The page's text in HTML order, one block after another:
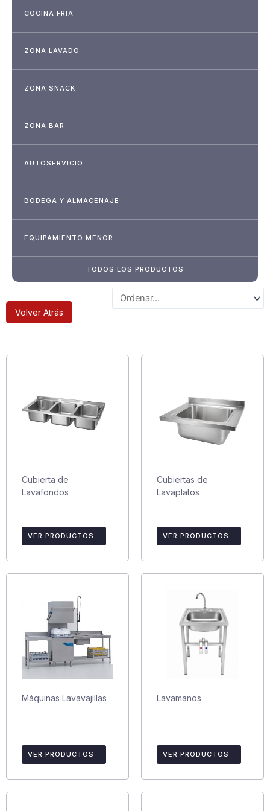
COCINA FRIA
ZONA LAVADO
ZONA SNACK
ZONA BAR
AUTOSERVICIO
BODEGA Y ALMACENAJE
EQUIPAMIENTO MENOR
TODOS LOS PRODUCTOS
Volver Atrás
Cubierta de
Lavafondos
VER PRODUCTOS
Cubiertas de
Lavaplatos
VER PRODUCTOS
Máquinas Lavavajillas
VER PRODUCTOS
Lavamanos
VER PRODUCTOS